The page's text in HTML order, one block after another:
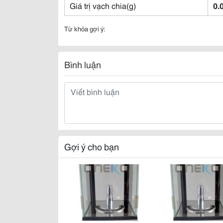
Giá trị vạch chia(g)
Từ khóa gợi ý:
Bình luận
Gợi ý cho bạn